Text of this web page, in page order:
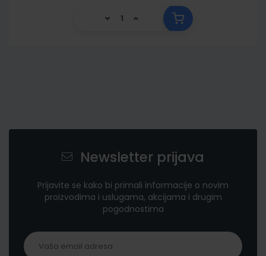
Newsletter prijava
Prijavite se kako bi primali informacije o novim
proizvodima i uslugama, akcijama i drugim
pogodnostima